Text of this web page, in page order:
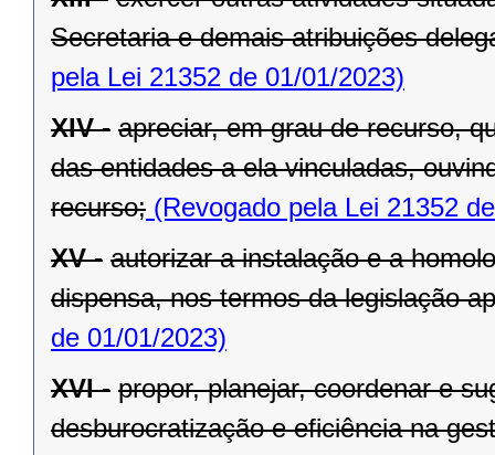
Secretaria e demais atribuições
pela Lei 21352 de 01/01/2023)
XIV - apreciar, em grau de recurso,
das entidades a ela vinculadas,
recurso; (Revogado pela Lei 21352
XV - autorizar a instalação e a
dispensa, nos termos da legislação
de 01/01/2023)
XVI - propor, planejar, coordenar e
desburocratização e eficiência na